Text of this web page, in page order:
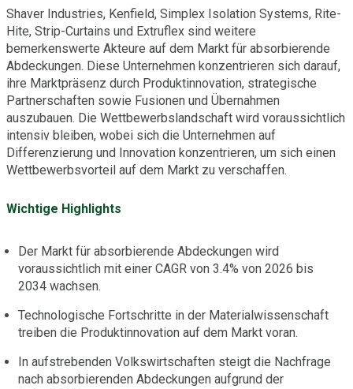
Shaver Industries, Kenfield, Simplex Isolation Systems, Rite-
Hite, Strip-Curtains und Extruflex sind weitere
bemerkenswerte Akteure auf dem Markt für absorbierende
Abdeckungen. Diese Unternehmen konzentrieren sich darauf,
ihre Marktpräsenz durch Produktinnovation, strategische
Partnerschaften sowie Fusionen und Übernahmen
auszubauen. Die Wettbewerbslandschaft wird voraussichtlich
intensiv bleiben, wobei sich die Unternehmen auf
Differenzierung und Innovation konzentrieren, um sich einen
Wettbewerbsvorteil auf dem Markt zu verschaffen.
Wichtige Highlights
Der Markt für absorbierende Abdeckungen wird
voraussichtlich mit einer CAGR von 3.4% von 2026 bis
2034 wachsen.
Technologische Fortschritte in der Materialwissenschaft
treiben die Produktinnovation auf dem Markt voran.
In aufstrebenden Volkswirtschaften steigt die Nachfrage
nach absorbierenden Abdeckungen aufgrund der